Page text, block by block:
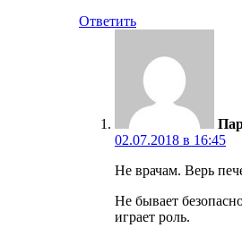
Ответить
02.07.2018 в 16:45
Не врачам. Верь
Не бывает
играет роль.